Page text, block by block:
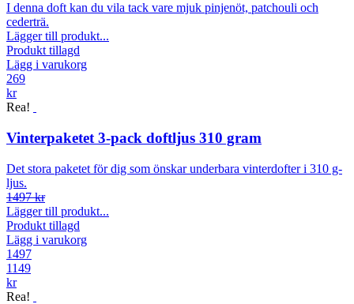
I denna doft kan du vila tack vare mjuk pinjenöt, patchouli och
cederträ.
Lägger till produkt...
Produkt tillagd
Lägg i varukorg
269
kr
Rea!
Vinterpaketet 3-pack doftljus 310 gram
Det stora paketet för dig som önskar underbara vinterdofter i 310 g-
ljus.
1497 kr
Lägger till produkt...
Produkt tillagd
Lägg i varukorg
1497
1149
kr
Rea!